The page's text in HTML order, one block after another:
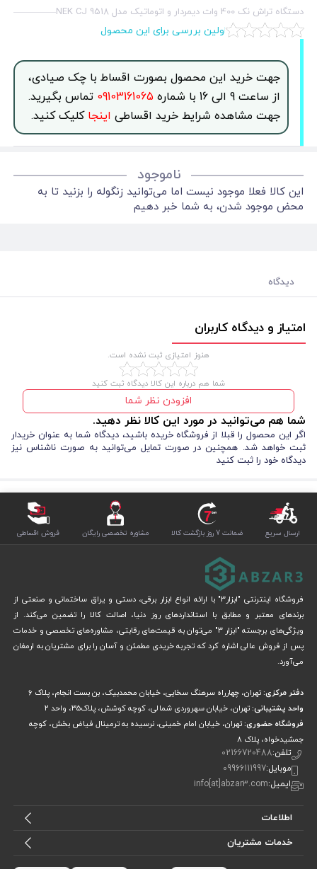
دستگاه تراش نک 400 وات دیمردار و اتوماتیک مدل NEK CJ 9518
اولین بررسی برای این محصول
جهت خرید این محصول بصورت اقساط با چک صیادی،
از ساعت 9 الی 16 با شماره
09103161065 تماس بگیرید.
جهت مشاهده شرایط خرید اقساطی اینجاکلیک کنید.
ناموجود
این کالا فعلا موجود نیست اما می‌توانید زنگوله را بزنید تا به
محض موجود شدن، به شما خبر دهیم
دیدگاه
امتیاز و دیدگاه کاربران
هنوز امتیازی ثبت نشده است.
شما هم درباره این کالا دیدگاه ثبت کنید
افزودن نظر شما
شما هم می‌توانید در مورد این کالا نظر دهید.
اگر این محصول را قبلا از فروشگاه خریده باشید، دیدگاه شما به عنوان خریدار
ثبت خواهد شد. همچنین در صورت تمایل می‌توانید به صورت ناشناس نیز
دیدگاه خود را ثبت کنید
ارسال سریع ضمانت 7 روز بازگشت کالا مشاوره تخصصی رایگان فروش اقساطی
فروشگاه اینترنتی "ابزار3" با ارائه انواع ابزار برقی، دستی و یراق ساختمانی و صنعتی از
برندهای معتبر و مطابق با استانداردهای روز دنیا، اصالت کالا را تضمین می‌کند. از
ویژگی‌های برجسته "ابزار 3" می‌توان به قیمت‌های رقابتی، مشاوره‌های تخصصی و خدمات
پس از فروش عالی اشاره کرد که تجربه خریدی مطمئن و آسان را برای مشتریان به ارمغان
می‌آورد.
دفتر مرکزی:تهران، چهارراه سرهنگ سخایی، خیابان محمدبیک، بن بست انجام، پلاک 6
واحد پشتیبانی:تهران، خیابان سهروردی شمالی، کوچه کوشش، پلاک۳۵، واحد ۲
فروشگاه حضوری:تهران، خیابان امام خمینی، نرسیده به ترمینال فیاض بخش، کوچه
جمشیدخواه، پلاک ۸
تلفن:02166720488
موبایل:09966111997
ایمیل:info[at]abzar3.com
اطلاعات
خدمات مشتریان